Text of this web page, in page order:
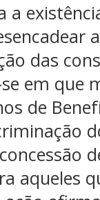
a
das
em que
de
aqueles